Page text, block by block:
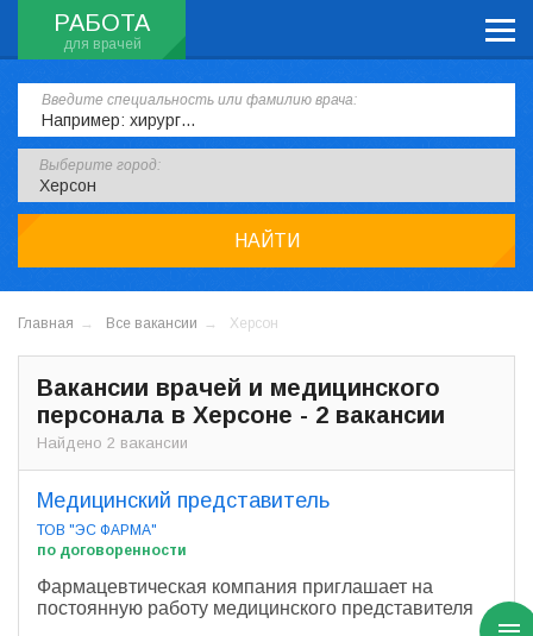
РАБОТА
Введите специальность или фамилию врача:
Выберите город:
НАЙТИ
Главная Все вакансии Херсон
Вакансии врачей и медицинского
персонала в Херсоне - 2 вакансии
Найдено 2 вакансии
Медицинский представитель
ТОВ "ЭС ФАРМА"
по договоренности
Фармацевтическая компания приглашает на
постоянную работу медицинского представителя